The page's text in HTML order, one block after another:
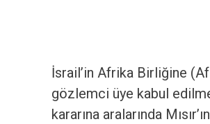
İsrail’in Afrika Birliğine
gözlemci üye kabul
kararına aralarında